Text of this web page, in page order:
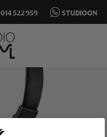
014 522 959 STUDIOON